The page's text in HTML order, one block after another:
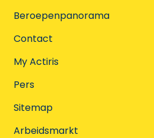
Beroepenpanorama
Contact
My Actiris
Pers
Sitemap
Arbeidsmarkt